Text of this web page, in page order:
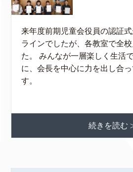
来年度前期児童会役員の認証
ラインでしたが、各教室で全
た。 みんなが一層楽しく生活
に、会長を中心に力を出し合
す。
続きを読む